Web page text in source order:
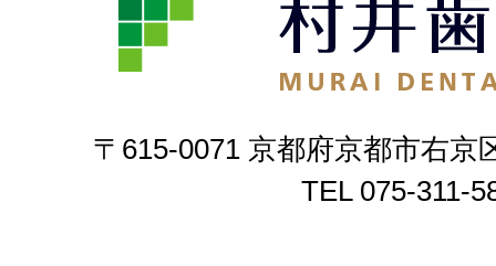
〒615-0071 京都府京都市右京
TEL 075-311-